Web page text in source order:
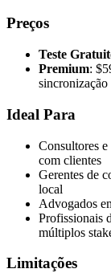
Preços
Teste
Premium:
Ideal Para
Consultores e
com clientes
Gerentes de
local
Advogados
Profissionais
múltiplos
Limitações